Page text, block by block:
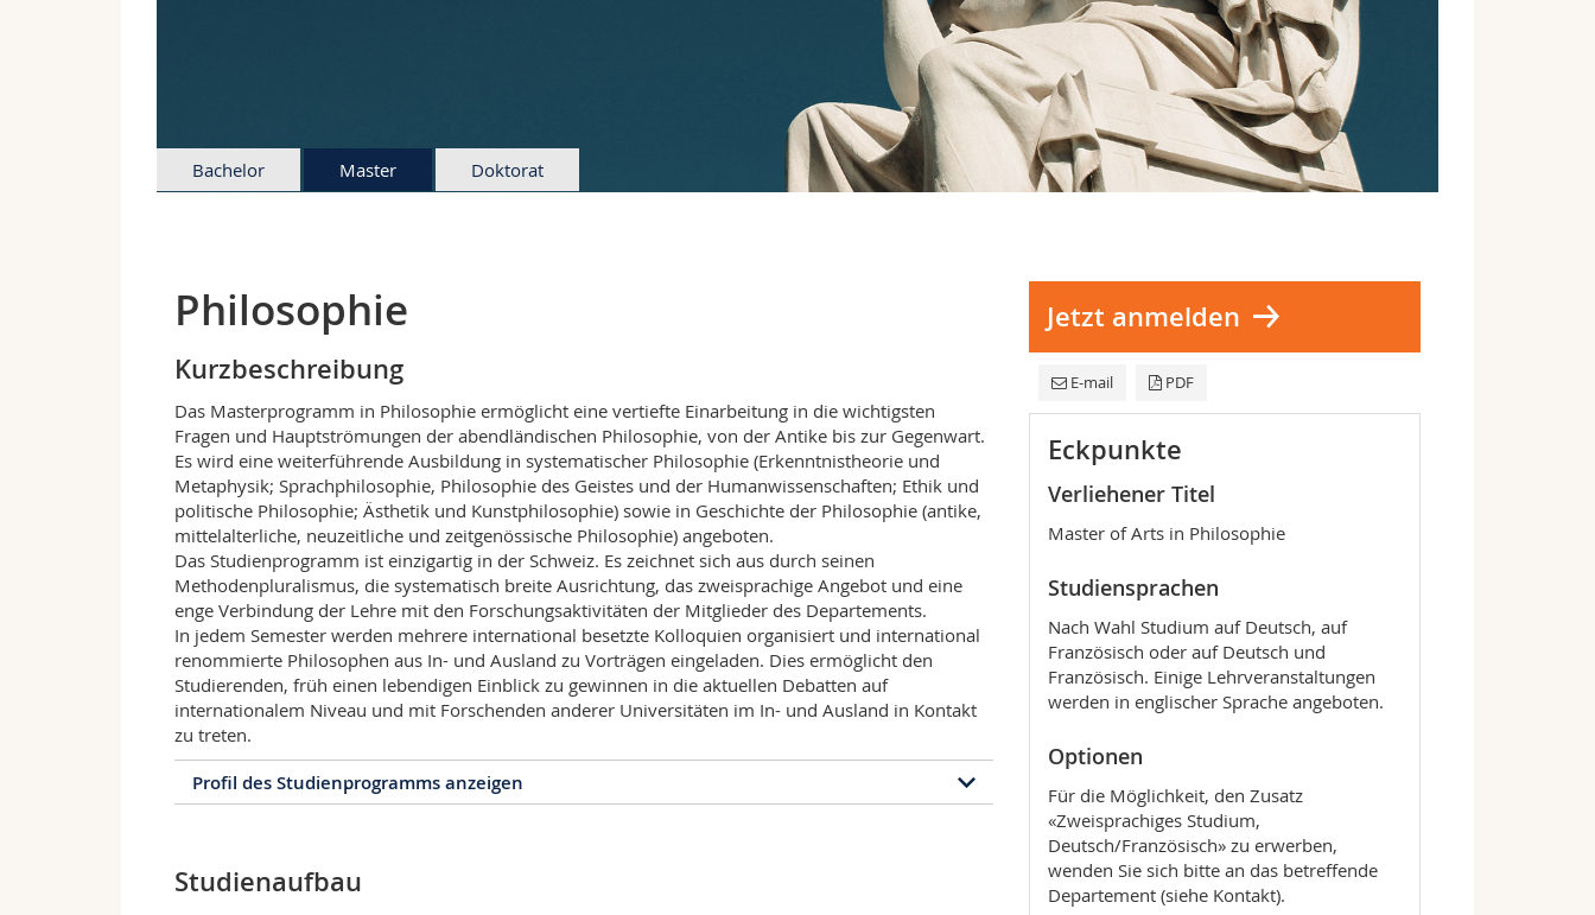
Bachelor Master Doktorat
Philosophie
Kurzbeschreibung
Das Masterprogramm in Philosophie ermöglicht eine vertiefte Einarbeitung in die wichtigsten
Fragen und Hauptströmungen der abendländischen Philosophie, von der Antike bis zur Gegenwart.
Es wird eine weiterführende Ausbildung in systematischer Philosophie (Erkenntnistheorie und
Metaphysik; Sprachphilosophie, Philosophie des Geistes und der Humanwissenschaften; Ethik und
politische Philosophie; Ästhetik und Kunstphilosophie) sowie in Geschichte der Philosophie (antike,
mittelalterliche, neuzeitliche und zeitgenössische Philosophie) angeboten.
Das Studienprogramm ist einzigartig in der Schweiz. Es zeichnet sich aus durch seinen
Methodenpluralismus, die systematisch breite Ausrichtung, das zweisprachige Angebot und eine
enge Verbindung der Lehre mit den Forschungsaktivitäten der Mitglieder des Departements.
In jedem Semester werden mehrere international besetzte Kolloquien organisiert und international
renommierte Philosophen aus In- und Ausland zu Vorträgen eingeladen. Dies ermöglicht den
Studierenden, früh einen lebendigen Einblick zu gewinnen in die aktuellen Debatten auf
internationalem Niveau und mit Forschenden anderer Universitäten im In- und Ausland in Kontakt
zu treten.
Profil des Studienprogramms anzeigen
Das Masterprogramm in Philosophie bietet eine vertiefte Betrachtung der wichtigsten Fragen
Studienaufbau
Jetzt anmelden
E-mail PDF
Eckpunkte
Verliehener Titel
Master of Arts in Philosophie
Studiensprachen
Nach Wahl Studium auf Deutsch, auf
Französisch oder auf Deutsch und
Französisch. Einige Lehrveranstaltungen
werden in englischer Sprache angeboten.
Optionen
Für die Möglichkeit, den Zusatz
«Zweisprachiges Studium,
Deutsch/Französisch» zu erwerben,
wenden Sie sich bitte an das betreffende
Departement (siehe Kontakt).